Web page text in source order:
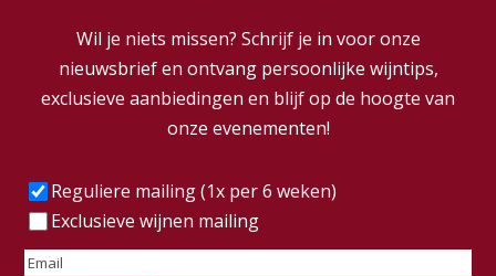
Wil je niets missen? Schrijf je in voor onze
nieuwsbrief en ontvang persoonlijke wijntips,
exclusieve aanbiedingen en blijf op de hoogte van
onze evenementen!
Frequentie(Vereist)
Reguliere mailing (1x per 6 weken)
Exclusieve wijnen mailing
E-